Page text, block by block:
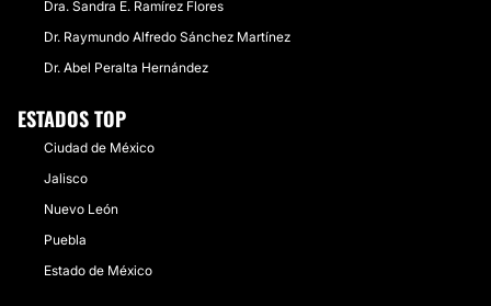
Dra. Sandra E. Ramírez Flores
Dr. Raymundo Alfredo Sánchez Martínez
Dr. Abel Peralta Hernández
ESTADOS TOP
Ciudad de México
Jalisco
Nuevo León
Puebla
Estado de México